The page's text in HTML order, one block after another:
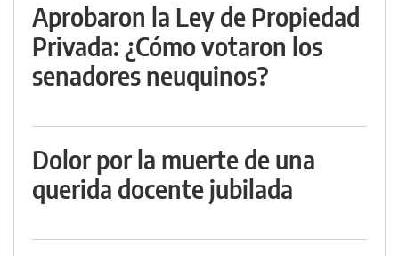
Aprobaron la Ley de Propiedad
Privada: ¿Cómo votaron los
senadores neuquinos?
Dolor por la muerte de una
querida docente jubilada